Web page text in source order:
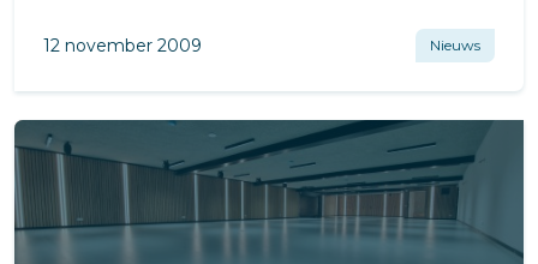
12 november 2009 Nieuws